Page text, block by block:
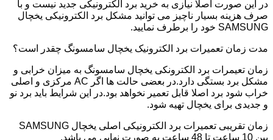
در این صورت اصلا نیازی به خرید برد الکترونیکی جدید نیست و با
صرف هزینه بسیار ناچیز می توانید مشکل برد الکترونیکی یخچال
SAMSUNG خود را برطرف نمایید.
مدت زمان تعمیرات برد الکترونیک یخچال سامسونگ چقدر است؟
زمان تعیمرات برد الکترونکی یخچال سامسونگ به میزان خرابی و
مشکل برد بستگی دارد.در بعضی حالت ها اگر AC مرکزی و اصلی
خراب شود برد اصلا قابل تعمیر نخواهد بود.در این شرایط باید برد نو
و جدیدی برای یخچال تهیه شود.
زمان تقریبی تعمیرات برد الکترونیکی اصلی یخچال SAMSUNG
بین 10 ساعت تا 48 ساعت به صورت نهایی می باشد.